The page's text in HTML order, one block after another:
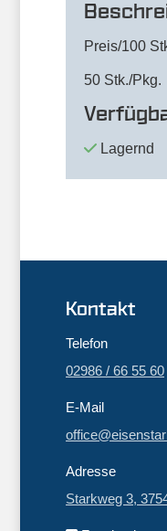
Preis/100
50 Stk./Pkg.
Lagernd
Kontakt
Telefon
02986 / 66 55 60
E-Mail
Adresse
Starkweg 3,